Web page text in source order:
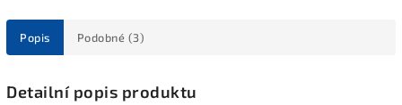
Popis Podobné (3)
Detailní popis produktu